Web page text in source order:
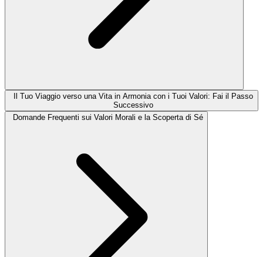
Il Tuo Viaggio verso una Vita in Armonia con i Tuoi Valori: Fai il Passo
Successivo
Domande Frequenti sui Valori Morali e la Scoperta di Sé